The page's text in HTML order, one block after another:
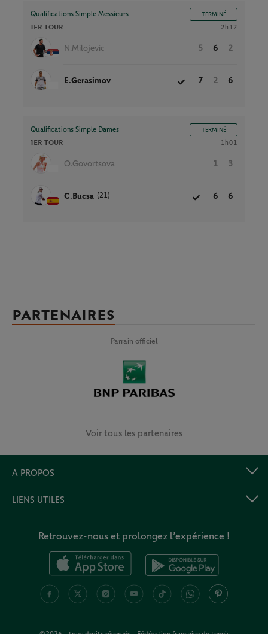
Qualifications Simple Messieurs TERMINÉ
1ER TOUR 2h12
N.Milojevic 5 6 2
E.Gerasimov 7 2 6
Qualifications Simple Dames TERMINÉ
1ER TOUR 1h01
O.Govortsova 1 3
C.Bucsa (21) 6 6
PARTENAIRES
Parrain officiel
Voir tous les partenaires
A PROPOS
LIENS UTILES
Retrouvez-nous et prolongez l’expérience !